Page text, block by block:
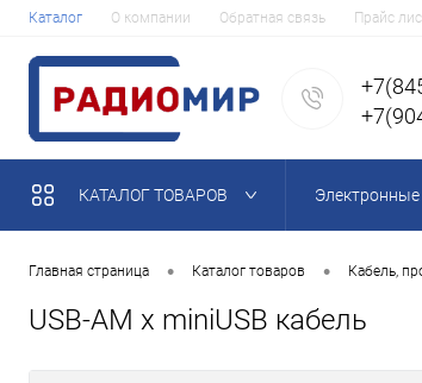
Каталог О компании Обратная связь Прайс
КАТАЛОГ ТОВАРОВ
Главная страница • Каталог товаров • Кабель,
USB-AM x miniUSB кабель